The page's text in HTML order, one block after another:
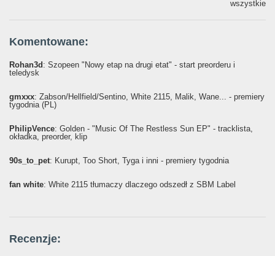
wszystkie
Komentowane:
Rohan3d: Szopeen "Nowy etap na drugi etat" - start preorderu i
teledysk
gmxxx: Żabson/Hellfield/Sentino, White 2115, Malik, Wane... - premiery
tygodnia (PL)
PhilipVence: Golden - "Music Of The Restless Sun EP" - tracklista,
okładka, preorder, klip
90s_to_pet: Kurupt, Too Short, Tyga i inni - premiery tygodnia
fan white: White 2115 tłumaczy dlaczego odszedł z SBM Label
Recenzje: